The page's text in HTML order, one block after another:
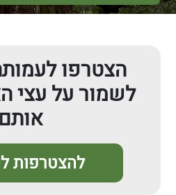
הצטרפו
לשמור על עצי
אותם
להצטרפות